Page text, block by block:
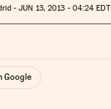
-JUN 13, 2013 - 04:24 EDT
en TwitterRedes Sociales
Google